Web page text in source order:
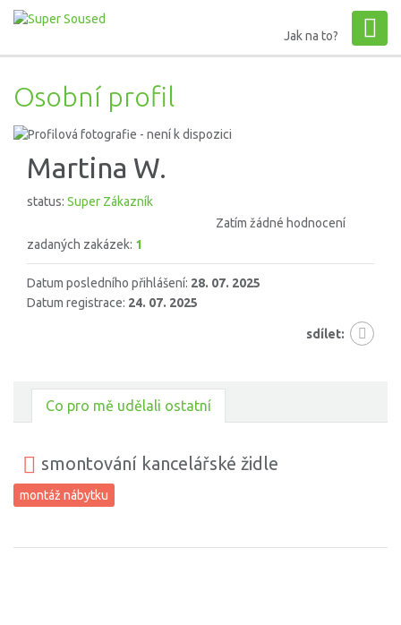
Jak na to?
Osobní profil
Martina W.
status: Super Zákazník
Zatím žádné hodnocení
zadaných zakázek: 1
Datum posledního přihlášení: 28. 07. 2025
Datum registrace: 24. 07. 2025
sdílet:
Co pro mě udělali ostatní
smontování kancelářské židle
montáž nábytku